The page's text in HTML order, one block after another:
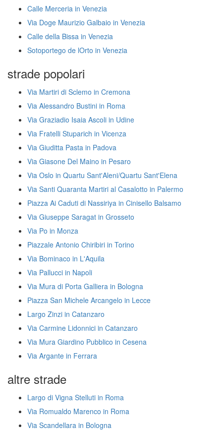
Calle Merceria in Venezia
Via Doge Maurizio Galbaio in Venezia
Calle della Bissa in Venezia
Sotoportego de lOrto in Venezia
strade popolari
Via Martiri di Sclemo in Cremona
Via Alessandro Bustini in Roma
Via Graziadio Isaia Ascoli in Udine
Via Fratelli Stuparich in Vicenza
Via Giuditta Pasta in Padova
Via Giasone Del Maino in Pesaro
Via Oslo in Quartu Sant'Aleni/Quartu Sant'Elena
Via Santi Quaranta Martiri al Casalotto in Palermo
Piazza Ai Caduti di Nassiriya in Cinisello Balsamo
Via Giuseppe Saragat in Grosseto
Via Po in Monza
Piazzale Antonio Chiribiri in Torino
Via Bominaco in L'Aquila
Via Pallucci in Napoli
Via Mura di Porta Galliera in Bologna
Piazza San Michele Arcangelo in Lecce
Largo Zinzi in Catanzaro
Via Carmine Lidonnici in Catanzaro
Via Mura Giardino Pubblico in Cesena
Via Argante in Ferrara
altre strade
Largo di Vigna Stelluti in Roma
Via Romualdo Marenco in Roma
Via Scandellara in Bologna